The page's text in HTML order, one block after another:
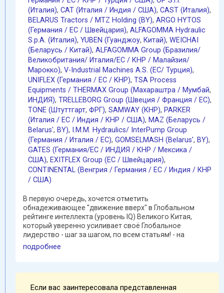
(Италия), CAT (Италия / Индия / США), CAST (Италия),
BELARUS Tractors / MTZ Holding (BY), ARGO HYTOS
(Германия / EC / Швейцария), ALFAGOMMA Hydraulic
S.p.A. (Италия), YUBEN (Гуанджоу, Китай), WEICHAI
(Беларусь / Китай), ALFAGOMMA Group (Бразилия/
Великобритания/ Италия/ЕС / КНР / Малайзия/
Марокко), V-Industrial Machines A.S. (EC/ Турция),
UNIFLEX (Германия / EC / КНР), TSA Process
Equipments / THERMAX Group (Махараштра / Мумбай,
ИНДИЯ), TRELLEBORG Group (Швеция / Франция / ЕС),
TONE (Штуттгарт, ФРГ), SAMWAY (КНР), PARKER
(Италия / ЕС / Индия / КНР / США), MAZ (Беларусь /
Belarus', BY), I.M.M. Hydraulics/ InterPump Group
(Германия / Италия / ЕС), GOMSELMASH (Belarus', BY),
GATES (Германия/EC / ИНДИЯ / КНР / Мексика /
США), EXITFLEX Group (ЕС / Швейцария),
CONTINENTAL (Венгрия / Германия / ЕС / Индия / КНР
/ США)
В первую очередь, хочется отметить
обнадеживающее "движение вверх" в Глобальном
рейтинге интеллекта (уровень IQ) Великого Китая,
который уверенно усиливает своё Глобальное
лидерство - шаг за шагом, по всем статьям! - на
протяжении нескольких ...
подробнее
Если вас заинтересовала представленная